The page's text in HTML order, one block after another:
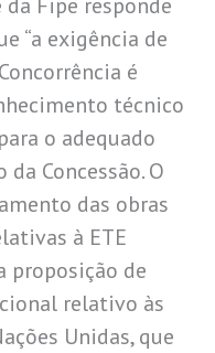
“a exigência de
é
técnico
o adequado
Concessão. O
das obras
à ETE
proposição de
relativo às
Unidas, que